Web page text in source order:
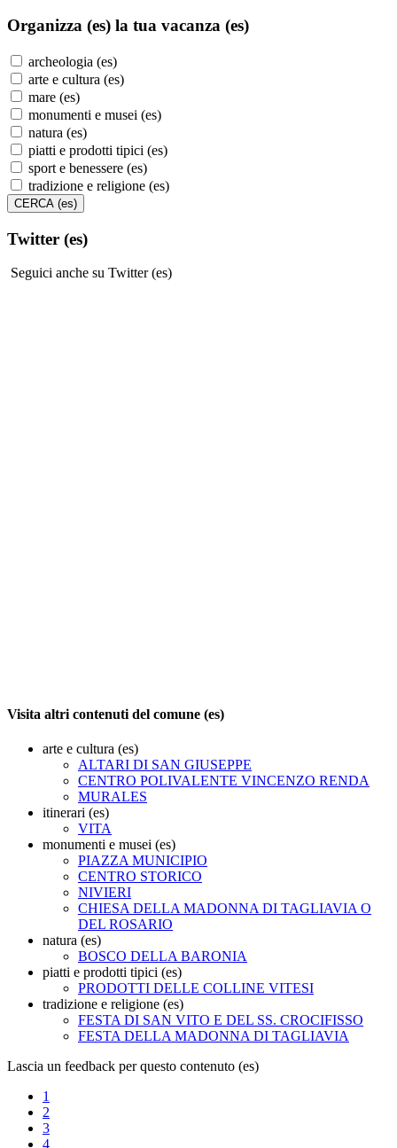
Organizza (es) la tua vacanza (es)
archeologia (es)
arte e cultura (es)
mare (es)
monumenti e musei (es)
natura (es)
piatti e prodotti tipici (es)
sport e benessere (es)
tradizione e religione (es)
Twitter (es)
Seguici anche su Twitter (es)
Visita altri contenuti del comune (es)
arte e cultura (es)
ALTARI DI SAN GIUSEPPE
CENTRO POLIVALENTE VINCENZO RENDA
MURALES
itinerari (es)
VITA
monumenti e musei (es)
PIAZZA MUNICIPIO
CENTRO STORICO
NIVIERI
CHIESA DELLA MADONNA DI TAGLIAVIA O
DEL ROSARIO
natura (es)
BOSCO DELLA BARONIA
piatti e prodotti tipici (es)
PRODOTTI DELLE COLLINE VITESI
tradizione e religione (es)
FESTA DI SAN VITO E DEL SS. CROCIFISSO
FESTA DELLA MADONNA DI TAGLIAVIA
Lascia un feedback per questo contenuto (es)
1
2
3
4